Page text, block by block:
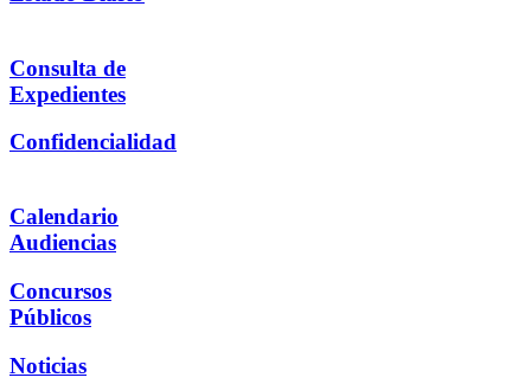
Consulta de
Expedientes
Confidencialidad
Calendario
Audiencias
Concursos
Públicos
Noticias